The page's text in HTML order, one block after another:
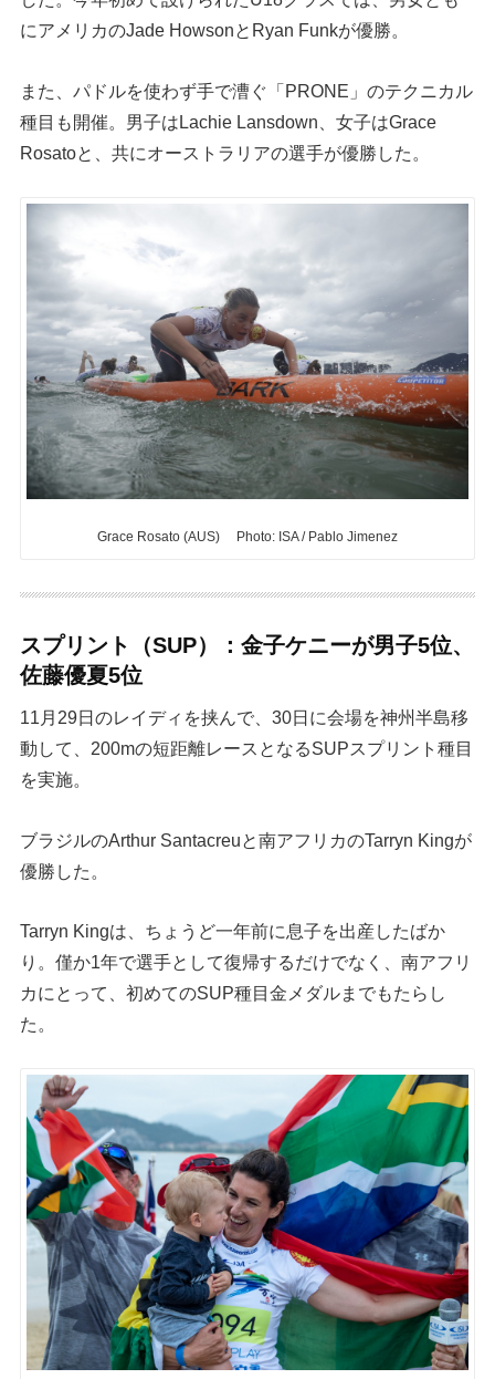
にアメリカのJade HowsonとRyan Funkが優勝。
また、パドルを使わず手で漕ぐ「PRONE」のテクニカル
種目も開催。男子はLachie Lansdown、女子はGrace
Rosatoと、共にオーストラリアの選手が優勝した。
Grace Rosato (AUS) Photo: ISA / Pablo Jimenez
スプリント（SUP）：金子ケニーが男子5位、
佐藤優夏5位
11月29日のレイディを挟んで、30日に会場を神州半島移
動して、200mの短距離レースとなるSUPスプリント種目
を実施。
ブラジルのArthur Santacreuと南アフリカのTarryn Kingが
優勝した。
Tarryn Kingは、ちょうど一年前に息子を出産したばか
り。僅か1年で選手として復帰するだけでなく、南アフリ
カにとって、初めてのSUP種目金メダルまでもたらし
た。